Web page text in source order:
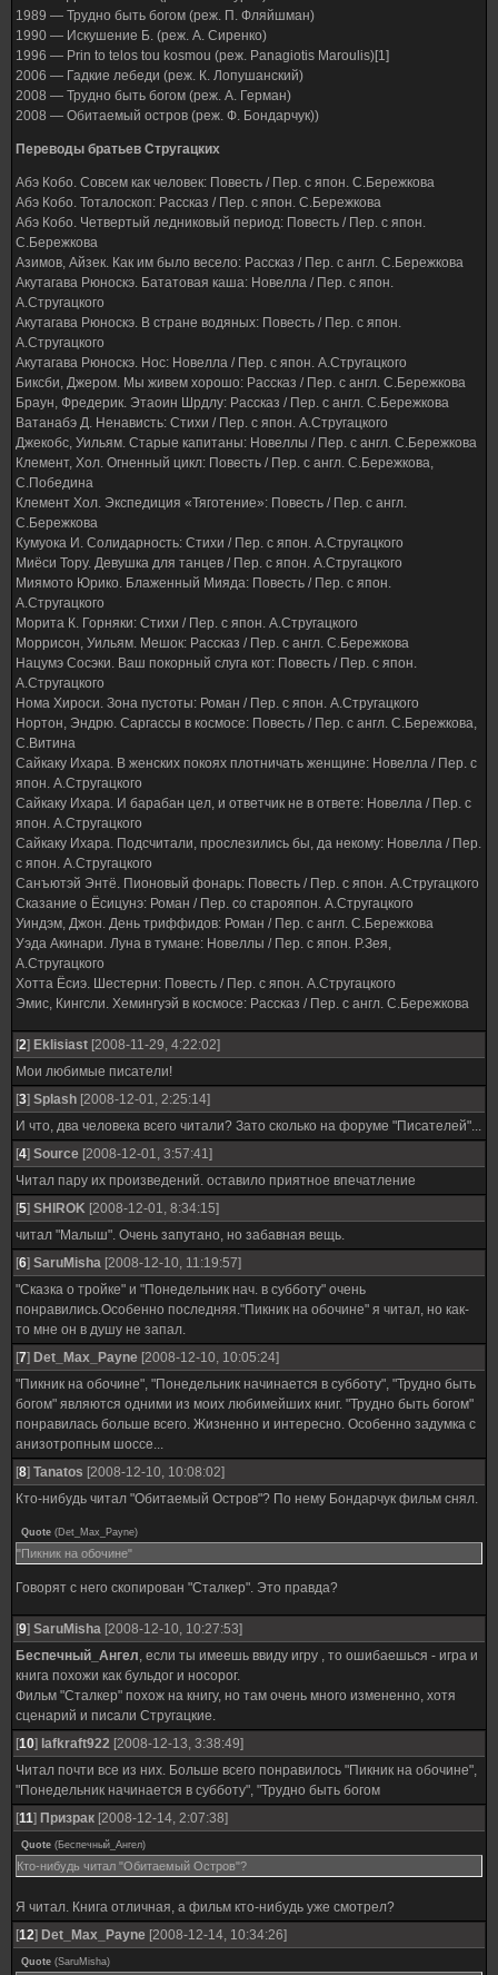
1989 — Трудно быть богом (реж. П. Фляйшман)
1990 — Искушение Б. (реж. А. Сиренко)
1996 — Prin to telos tou kosmou (реж. Panagiotis Maroulis)[1]
2006 — Гадкие лебеди (реж. К. Лопушанский)
2008 — Трудно быть богом (реж. А. Герман)
2008 — Обитаемый остров (реж. Ф. Бондарчук))
Переводы братьев Стругацких
Абэ Кобо. Совсем как человек: Повесть / Пер. с япон. С.Бережкова
Абэ Кобо. Тоталоскоп: Рассказ / Пер. с япон. С.Бережкова
Абэ Кобо. Четвертый ледниковый период: Повесть / Пер. с япон.
С.Бережкова
Азимов, Айзек. Как им было весело: Рассказ / Пер. с англ. С.Бережкова
Акутагава Рюноскэ. Бататовая каша: Новелла / Пер. с япон.
А.Стругацкого
Акутагава Рюноскэ. В стране водяных: Повесть / Пер. с япон.
А.Стругацкого
Акутагава Рюноскэ. Нос: Новелла / Пер. с япон. А.Стругацкого
Биксби, Джером. Мы живем хорошо: Рассказ / Пер. с англ. С.Бережкова
Браун, Фредерик. Этаоин Шрдлу: Рассказ / Пер. с англ. С.Бережкова
Ватанабэ Д. Ненависть: Стихи / Пер. с япон. А.Стругацкого
Джекобс, Уильям. Старые капитаны: Новеллы / Пер. с англ. С.Бережкова
Клемент, Хол. Огненный цикл: Повесть / Пер. с англ. С.Бережкова,
С.Победина
Клемент Хол. Экспедиция «Тяготение»: Повесть / Пер. с англ.
С.Бережкова
Кумуока И. Солидарность: Стихи / Пер. с япон. А.Стругацкого
Миёси Тору. Девушка для танцев / Пер. с япон. А.Стругацкого
Миямото Юрико. Блаженный Мияда: Повесть / Пер. с япон.
А.Стругацкого
Морита К. Горняки: Стихи / Пер. с япон. А.Стругацкого
Моррисон, Уильям. Мешок: Рассказ / Пер. с англ. С.Бережкова
Нацумэ Сосэки. Ваш покорный слуга кот: Повесть / Пер. с япон.
А.Стругацкого
Нома Хироси. Зона пустоты: Роман / Пер. с япон. А.Стругацкого
Нортон, Эндрю. Саргассы в космосе: Повесть / Пер. с англ. С.Бережкова,
С.Витина
Сайкаку Ихара. В женских покоях плотничать женщине: Новелла / Пер. с
япон. А.Стругацкого
Сайкаку Ихара. И барабан цел, и ответчик не в ответе: Новелла / Пер. с
япон. А.Стругацкого
Сайкаку Ихара. Подсчитали, прослезились бы, да некому: Новелла / Пер.
с япон. А.Стругацкого
Санъютэй Энтё. Пионовый фонарь: Повесть / Пер. с япон. А.Стругацкого
Сказание о Ёсицунэ: Роман / Пер. со старояпон. А.Стругацкого
Уиндэм, Джон. День триффидов: Роман / Пер. с англ. С.Бережкова
Уэда Акинари. Луна в тумане: Новеллы / Пер. с япон. Р.Зея,
А.Стругацкого
Хотта Ёсиэ. Шестерни: Повесть / Пер. с япон. А.Стругацкого
Эмис, Кингсли. Хемингуэй в космосе: Рассказ / Пер. с англ. С.Бережкова
[2] Eklisiast [2008-11-29, 4:22:02]
Мои любимые писатели!
[3] Splash [2008-12-01, 2:25:14]
И что, два человека всего читали? Зато сколько на форуме "Писателей"...
[4] Source [2008-12-01, 3:57:41]
Читал пару их произведений. оставило приятное впечатление
[5] SHIROK [2008-12-01, 8:34:15]
читал "Малыш". Очень запутано, но забавная вещь.
[6] SaruMisha [2008-12-10, 11:19:57]
"Сказка о тройке" и "Понедельник нач. в субботу" очень
понравились.Особенно последняя."Пикник на обочине" я читал, но как-
то мне он в душу не запал.
[7] Det_Max_Payne [2008-12-10, 10:05:24]
"Пикник на обочине", "Понедельник начинается в субботу", "Трудно быть
богом" являются одними из моих любимейших книг. "Трудно быть богом"
понравилась больше всего. Жизненно и интересно. Особенно задумка с
анизотропным шоссе...
[8] Tanatos [2008-12-10, 10:08:02]
Кто-нибудь читал "Обитаемый Остров"? По нему Бондарчук фильм снял.
Quote (Det_Max_Payne)
"Пикник на обочине"
Говорят с него скопирован "Сталкер". Это правда?
[9] SaruMisha [2008-12-10, 10:27:53]
Беспечный_Ангел, если ты имеешь ввиду игру , то ошибаешься - игра и
книга похожи как бульдог и носорог.
Фильм "Сталкер" похож на книгу, но там очень много измененно, хотя
сценарий и писали Стругацкие.
[10] lafkraft922 [2008-12-13, 3:38:49]
Читал почти все из них. Больше всего понравилось "Пикник на обочине",
"Понедельник начинается в субботу", "Трудно быть богом
[11] Призрак [2008-12-14, 2:07:38]
Quote (Беспечный_Ангел)
Кто-нибудь читал "Обитаемый Остров"?
Я читал. Книга отличная, а фильм кто-нибудь уже смотрел?
[12] Det_Max_Payne [2008-12-14, 10:34:26]
Quote (SaruMisha)